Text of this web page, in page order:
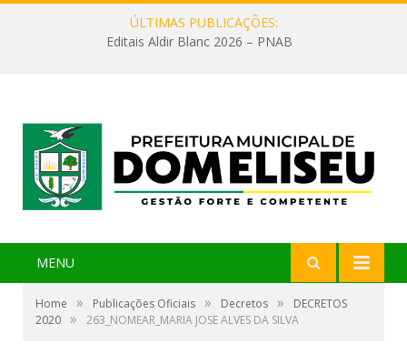
ÚLTIMAS PUBLICAÇÕES:
Editais Aldir Blanc 2026 – PNAB
MENU
Home » Publicações Oficiais » Decretos »
DECRETOS
2020 » 263_NOMEAR_MARIA JOSE ALVES DA SILVA